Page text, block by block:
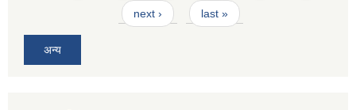
next › last »
अन्य